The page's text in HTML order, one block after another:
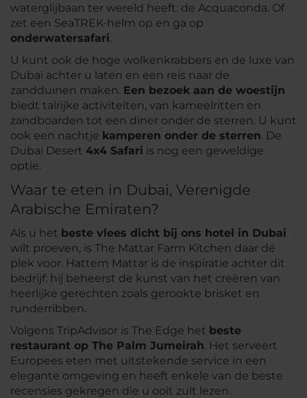
waterglijbaan ter wereld heeft: de Acquaconda. Of
zet een SeaTREK-helm op en ga op
onderwatersafari.
U kunt ook de hoge wolkenkrabbers en de luxe van
Dubai achter u laten en een reis naar de
zandduinen maken. Een bezoek aan de woestijn
biedt talrijke activiteiten, van kameelritten en
zandboarden tot een diner onder de sterren. U kunt
ook een nachtje kamperen onder de sterren. De
Dubai Desert 4x4 Safari is nog een geweldige
optie.
Waar te eten in Dubai, Verenigde
Arabische Emiraten?
Als u het beste vlees dicht bij ons hotel in Dubai
wilt proeven, is The Mattar Farm Kitchen daar dé
plek voor. Hattem Mattar is de inspiratie achter dit
bedrijf: hij beheerst de kunst van het creëren van
heerlijke gerechten zoals gerookte brisket en
runderribben.
Volgens TripAdvisor is The Edge het beste
restaurant op The Palm Jumeirah. Het serveert
Europees eten met uitstekende service in een
elegante omgeving en heeft enkele van de beste
recensies gekregen die u ooit zult lezen.